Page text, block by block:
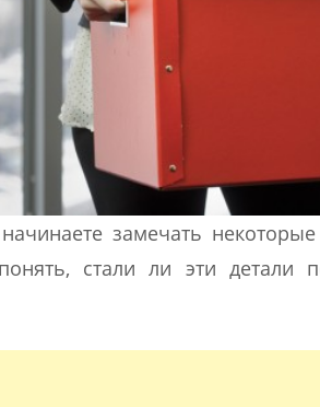
замечать некоторые
стали ли эти детали